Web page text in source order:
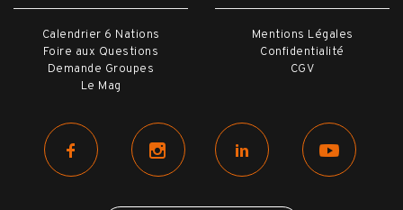
VILLE
Calendrier 6 Nations
Foire aux Questions
Demande Groupes
Le Mag
Mentions Légales
Confidentialité
CGV